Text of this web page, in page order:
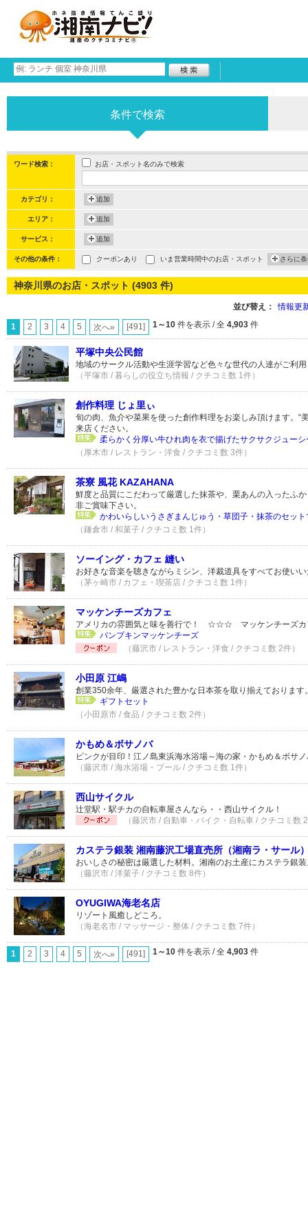
条件で検索
ワード検索： お店・スポット名のみで検索
カテゴリ： 追加
エリア： 追加
サービス： 追加
その他の条件： クーポンあり いま営業時間中のお店・スポット さらに
神奈川県のお店・スポット (4903 件)
並び替え： 情報更
1 2 3 4 5 次へ» [491] 1～10 件を表示 / 全 4,903 件
平塚中央公民館
地域のサークル活動や生涯学習など色々な世代の人達がご利
（平塚市 / 暮らしの役立ち情報 / クチコミ数 1件）
創作料理 じょ里ぃ
旬の肉、魚介や菜果を使った創作料理をお楽しみ頂けます。“
来店ください。
柔らかく分厚い牛ひれ肉を衣で揚げたサクサクジュー
（厚木市 / レストラン・洋食 / クチコミ数 3件）
茶寮 風花 KAZAHANA
鮮度と品質にこだわって厳選した抹茶や、栗あんの入ったふ
非ご賞味下さい。
かわいらしいうさぎまんじゅう・草団子・抹茶のセット
（鎌倉市 / 和菓子 / クチコミ数 1件）
ソーイング・カフェ 縫い
お好きな音楽を聴きながらミシン、洋裁道具をすべてお使い
（茅ヶ崎市 / カフェ・喫茶店 / クチコミ数 1件）
マッケンチーズカフェ
アメリカの雰囲気と味を善行で！ ☆☆☆ マッケンチー
パンプキンマッケンチーズ
（藤沢市 / レストラン・洋食 / クチコミ数 2件）
小田原 江嶋
創業350余年、厳選された豊かな日本茶を取り揃えております
ギフトセット
（小田原市 / 食品 / クチコミ数 2件）
かもめ＆ボサノバ
ピンクが目印！江ノ島東浜海水浴場～海の家・かもめ＆ボサ
（藤沢市 / 海水浴場・プール / クチコミ数 1件）
西山サイクル
辻堂駅・駅チカの自転車屋さんなら・・西山サイクル！
（藤沢市 / 自動車・バイク・自転車 / クチコミ数
カステラ銀装 湘南藤沢工場直売所（湘南ラ・サール
おいしさの秘密は厳選した材料。湘南のお土産にカステラ銀
（藤沢市 / 洋菓子 / クチコミ数 8件）
OYUGIWA海老名店
リゾート風癒しどころ。
（海老名市 / マッサージ・整体 / クチコミ数 7件）
1 2 3 4 5 次へ» [491] 1～10 件を表示 / 全 4,903 件